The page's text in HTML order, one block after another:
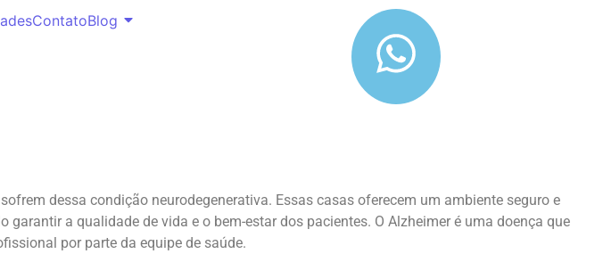
ContatoBlog
dessa condição neurodegenerativa. Essas casas oferecem um ambiente seguro e
a qualidade de vida e o bem-estar dos pacientes. O Alzheimer é uma doença que
por parte da equipe de saúde.